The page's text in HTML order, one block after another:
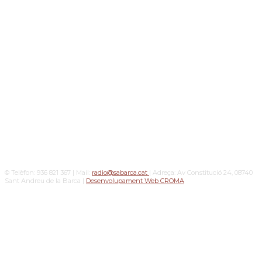
© Telèfon: 936 821 367 | Mail: radio@sabarca.cat | Adreça: Av Constitució 24, 08740
Sant Andreu de la Barca | Desenvolupament Web CROMA